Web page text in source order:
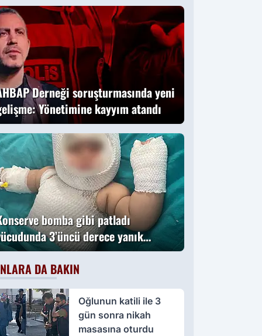
Faruk
o anları
başladı
Derneği soruşturmasında yeni
Yönetimine kayyım atandı
bomba gibi patladı
3’üncü derece yanık
DA BAKIN
Oğlunun katili ile 3
gün sonra nikah
masasına oturdu